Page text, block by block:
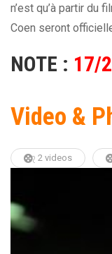
n’est qu’à partir du
Coen seront
NOTE : 17/
Video &
2 videos